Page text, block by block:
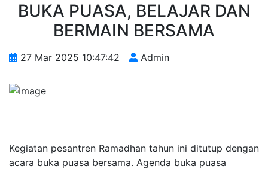
BUKA PUASA, BELAJAR DAN
BERMAIN BERSAMA
27 Mar 2025 10:47:42 Admin
Kegiatan pesantren Ramadhan tahun ini ditutup dengan
acara buka puasa bersama. Agenda buka puasa